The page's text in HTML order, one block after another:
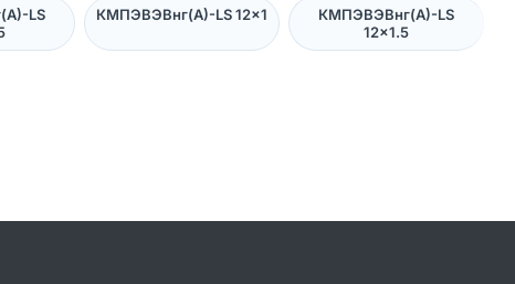
LS
КМПЭВЭВнг(А)-LS 12×1
КМПЭВЭВнг(А)-LS
12×1.5